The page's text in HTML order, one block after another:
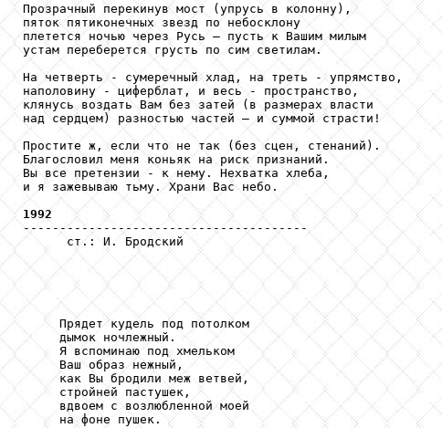
Прозрачный перекинув мост (упрусь в колонну),
пяток пятиконечных звезд по небосклону
плетется ночью через Русь – пусть к Вашим милым
устам переберется грусть по сим светилам.
На четверть - сумеречный хлад, на треть - упрямство,
наполовину - циферблат, и весь - пространство,
клянусь воздать Вам без затей (в размерах власти
над сердцем) разностью частей – и суммой страсти!
Простите ж, если что не так (без сцен, стенаний).
Благословил меня коньяк на риск признаний.
Вы все претензии - к нему. Нехватка хлеба,
и я зажевываю тьму. Храни Вас небо.
1992
---------------------------------------
      ст.: И. Бродский
     Прядет кудель под потолком
     дымок ночлежный.
     Я вспоминаю под хмельком
     Ваш образ нежный,
     как Вы бродили меж ветвей,
     стройней пастушек,
     вдвоем с возлюбленной моей
     на фоне пушек.